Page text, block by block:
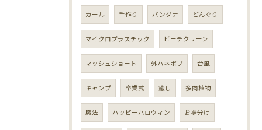
カール 手作り バンダナ どんぐり
マイクロプラスチック ビーチクリーン
マッシュショート 外ハネボブ 台風
キャンプ 卒業式 癒し 多肉植物
魔法 ハッピーハロウィン お裾分け